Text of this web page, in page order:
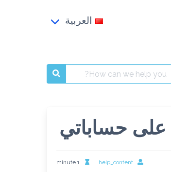
العربية
العربية
English
على حساباتي
help_content
1 minute